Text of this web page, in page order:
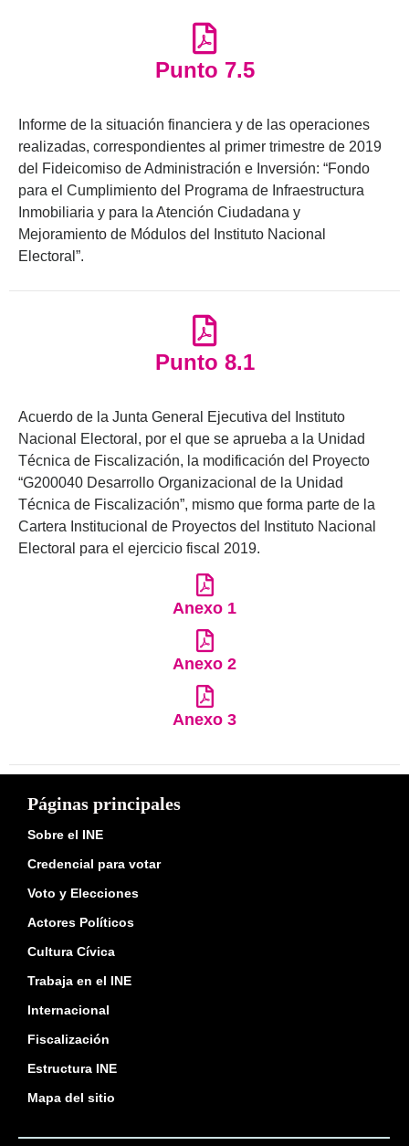
Punto 7.5
Informe de la situación financiera y de las operaciones
realizadas, correspondientes al primer trimestre de 2019
del Fideicomiso de Administración e Inversión: “Fondo
para el Cumplimiento del Programa de Infraestructura
Inmobiliaria y para la Atención Ciudadana y
Mejoramiento de Módulos del Instituto Nacional
Electoral”.
Punto 8.1
Acuerdo de la Junta General Ejecutiva del Instituto
Nacional Electoral, por el que se aprueba a la Unidad
Técnica de Fiscalización, la modificación del Proyecto
“G200040 Desarrollo Organizacional de la Unidad
Técnica de Fiscalización”, mismo que forma parte de la
Cartera Institucional de Proyectos del Instituto Nacional
Electoral para el ejercicio fiscal 2019.
Anexo 1
Anexo 2
Anexo 3
Páginas principales
Sobre el INE
Credencial para votar
Voto y Elecciones
Actores Políticos
Cultura Cívica
Trabaja en el INE
Internacional
Fiscalización
Estructura INE
Mapa del sitio